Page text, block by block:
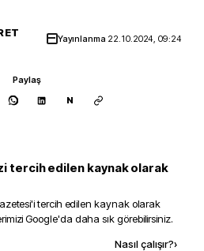
Yayınlanma 22.10.2024, 09:24
Paylaş
N
tercih edilen kaynak olarak
'i tercih edilen kaynak olarak
Google'da daha sık görebilirsiniz.
Nasıl çalışır?›